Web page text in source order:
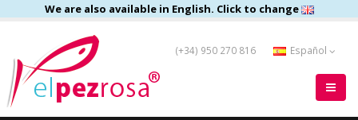
We are also available in English. Click to change
(+34) 950 270 816 Español